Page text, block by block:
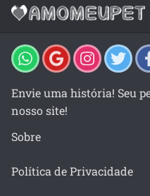
Envie uma história! Seu
nosso site!
Sobre
Política de Privacidade